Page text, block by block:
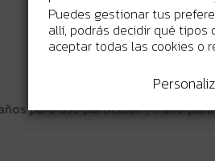
para uso particulary1 año
Puedes gestionar tus
allí, podrás decidir qué tipos
aceptar todas las cookies o